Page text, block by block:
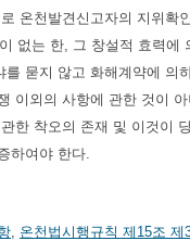
온천발견신고자의 지위
없는 한, 그 창설적 효력
묻지 않고 화해계약에
이외의 사항에 관한 것이
한 착오의 존재 및 이것이
하여야 한다.
, 온천법시행규칙 제15조 제